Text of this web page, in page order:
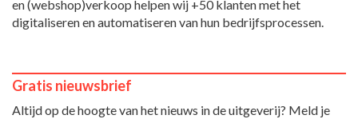
en (webshop)verkoop helpen wij +50 klanten met het
digitaliseren en automatiseren van hun bedrijfsprocessen.
Gratis nieuwsbrief
Altijd op de hoogte van het nieuws in de uitgeverij? Meld je